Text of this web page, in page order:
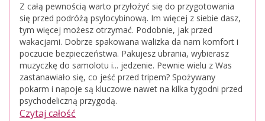
Z całą pewnością warto przyłożyć się do przygotowania
się przed podróżą psylocybinową. Im więcej z siebie dasz,
tym więcej możesz otrzymać. Podobnie, jak przed
wakacjami. Dobrze spakowana walizka da nam komfort i
poczucie bezpieczeństwa. Pakujesz ubrania, wybierasz
muzyczkę do samolotu i... jedzenie. Pewnie wielu z Was
zastanawiało się, co jeść przed tripem? Spożywany
pokarm i napoje są kluczowe nawet na kilka tygodni przed
psychodeliczną przygodą.
Czytaj całość